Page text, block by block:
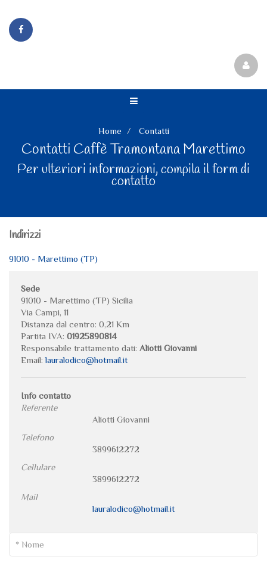
Home Contatti
Contatti Caffè Tramontana Marettimo
Per ulteriori informazioni, compila il form di
contatto
Indirizzi
91010 - Marettimo (TP)
Sede
91010 - Marettimo (TP) Sicilia
Via Campi, 11
Distanza dal centro: 0,21 Km
Partita IVA: 01925890814
Responsabile trattamento dati: Aliotti Giovanni
Email:lauralodico@hotmail.it
Info contatto
Referente
Aliotti Giovanni
Telefono
3899612272
Cellulare
3899612272
Mail
lauralodico@hotmail.it